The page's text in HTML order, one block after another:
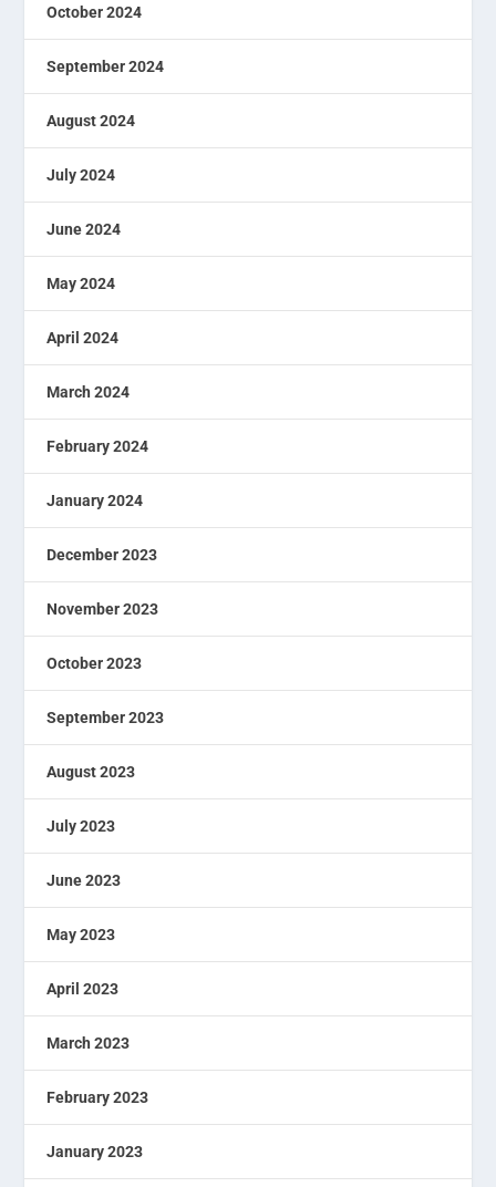
October 2024
September 2024
August 2024
July 2024
June 2024
May 2024
April 2024
March 2024
February 2024
January 2024
December 2023
November 2023
October 2023
September 2023
August 2023
July 2023
June 2023
May 2023
April 2023
March 2023
February 2023
January 2023